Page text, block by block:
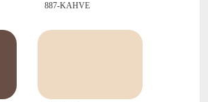
887-KAHVE